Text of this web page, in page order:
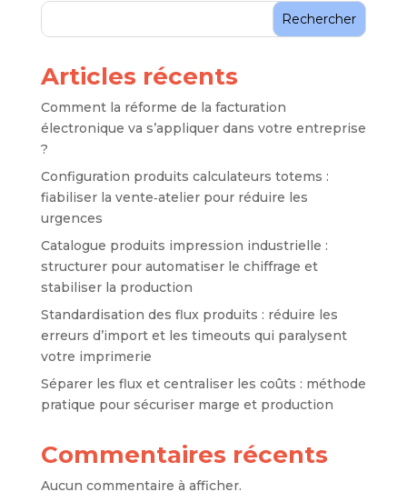
Rechercher
Articles récents
Comment la réforme de la facturation
électronique va s’appliquer dans votre entreprise
?
Configuration produits calculateurs totems :
fiabiliser la vente‑atelier pour réduire les
urgences
Catalogue produits impression industrielle :
structurer pour automatiser le chiffrage et
stabiliser la production
Standardisation des flux produits : réduire les
erreurs d’import et les timeouts qui paralysent
votre imprimerie
Séparer les flux et centraliser les coûts : méthode
pratique pour sécuriser marge et production
Commentaires récents
Aucun commentaire à afficher.